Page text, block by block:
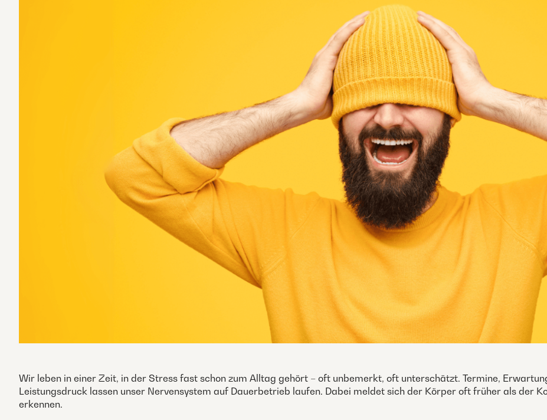
Wir leben in einer Zeit, in der Stress fast schon zum Alltag gehört – oft unbemerkt, oft unterschätzt. Termine,
Leistungsdruck lassen unser Nervensystem auf Dauerbetrieb laufen. Dabei meldet sich der Körper oft früher als der
erkennen.